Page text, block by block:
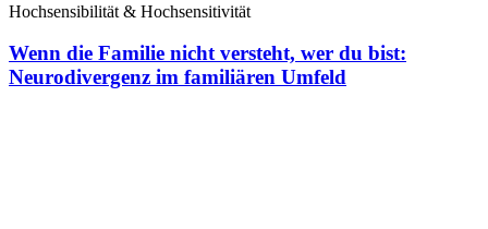
Hochsensibilität & Hochsensitivität
Wenn die Familie nicht versteht, wer du bist:
Neurodivergenz im familiären Umfeld